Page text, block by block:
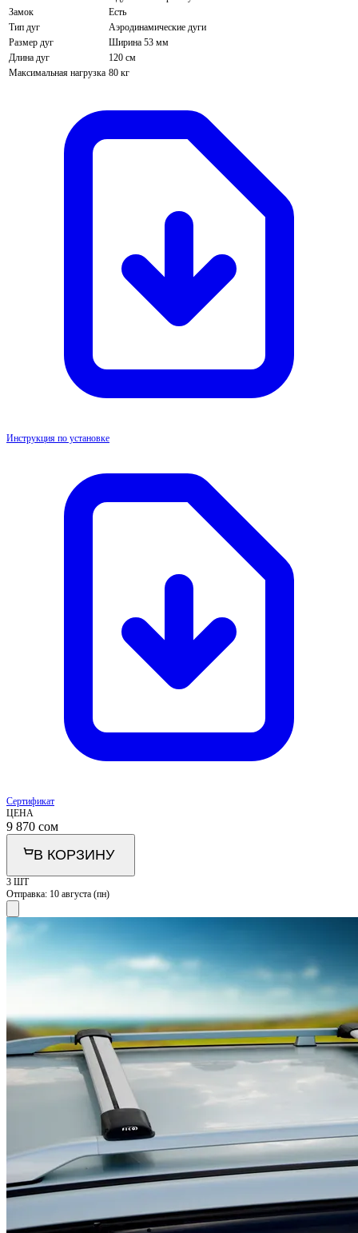
Замок
Есть
Тип дуг
Аэродинамические дуги
Размер дуг
Ширина 53 мм
Длина дуг
120 см
Максимальная нагрузка 80 кг
Инструкция по установке
Сертификат
ЦЕНА
9 870 сом
В КОРЗИНУ
3 ШТ
Отправка: 10 августа (пн)